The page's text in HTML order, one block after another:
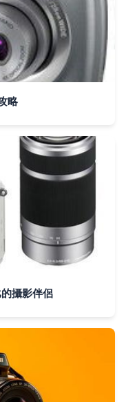
略
攝影伴侶